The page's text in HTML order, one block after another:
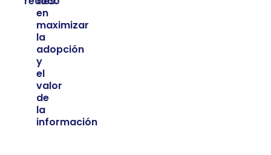
en
maximizar
la
adopción
y
el
valor
de
la
información